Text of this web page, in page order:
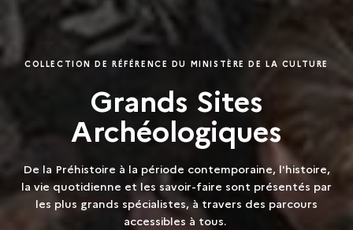
COLLECTION DE RÉFÉRENCE DU MINISTÈRE DE LA CULTURE
Grands Sites
Archéologiques
De la Préhistoire à la période contemporaine, l'histoire,
la vie quotidienne et les savoir-faire sont présentés par
les plus grands spécialistes, à travers des parcours
accessibles à tous.